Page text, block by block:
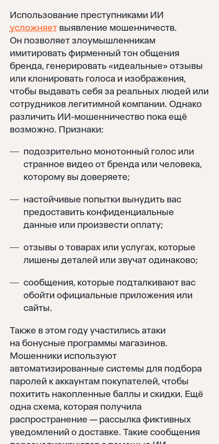
Использование преступниками ИИ
усложняетвыявление мошенничеств.
Он позволяет злоумышленникам
имитировать фирменный тон общения
бренда, генерировать «идеальные» отзывы
или клонировать голоса и изображения,
чтобы выдавать себя за реальных людей или
сотрудников легитимной компании. Однако
различить ИИ-мошенничество пока ещё
возможно. Признаки:
подозрительно монотонный голос или
странное видео от бренда или человека,
которому вы доверяете;
настойчивые попытки вынудить вас
предоставить конфиденциальные
данные или произвести оплату;
отзывы о товарах или услугах, которые
лишены деталей или звучат одинаково;
сообщения, которые подталкивают вас
обойти официальные приложения или
сайты.
Также в этом году участились атаки
на бонусные программы магазинов.
Мошенники используют
автоматизированные системы для подбора
паролей к аккаунтам покупателей, чтобы
похитить накопленные баллы и скидки. Ещё
одна схема, которая получила
распространение — рассылка фиктивных
уведомлений о доставке. Такие сообщения